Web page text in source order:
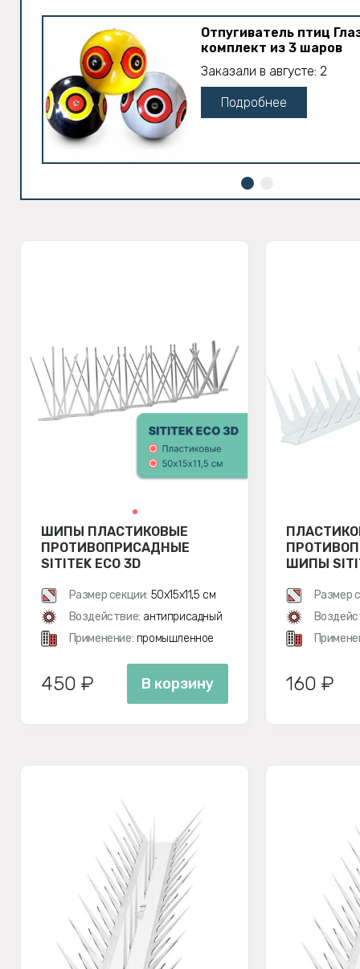
Отпугиватель птиц
комплект из 3 шаров
Заказали в августе: 2
Подробнее
ШИПЫ ПЛАСТИКОВЫЕ
ПРОТИВОПРИСАДНЫЕ
SITITEK ECO 3D
Размер секции: 50х15х11,5 см
Воздействие: антиприсадный
Применение: промышленное
450 ₽ В корзину
ШИПЫ
Размер
160 ₽